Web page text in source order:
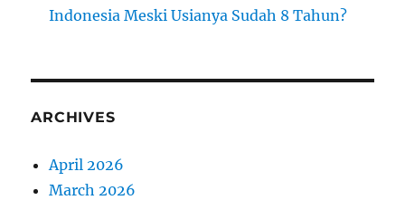
Indonesia Meski Usianya Sudah 8 Tahun?
ARCHIVES
April 2026
March 2026